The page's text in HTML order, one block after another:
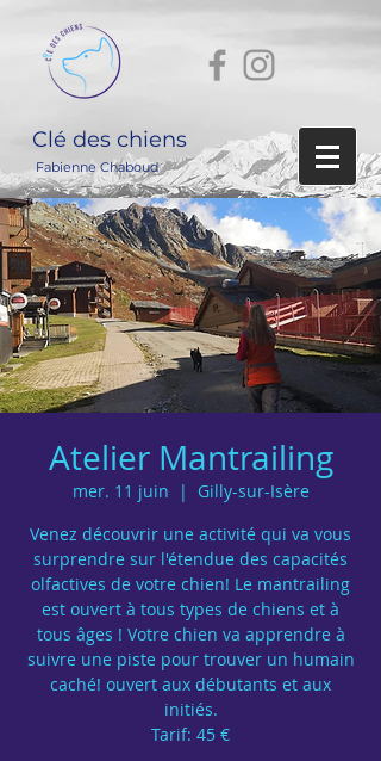
Clé des chiens
Fabienne Chaboud
Atelier Mantrailing
mer. 11 juin
  |
Gilly-sur-Isère
Venez découvrir une activité qui va vous
surprendre sur l'étendue des capacités
olfactives de votre chien! Le mantrailing
est ouvert à tous types de chiens et à
tous âges ! Votre chien va apprendre à
suivre une piste pour trouver un humain
caché! ouvert aux débutants et aux
initiés.
Tarif: 45 €